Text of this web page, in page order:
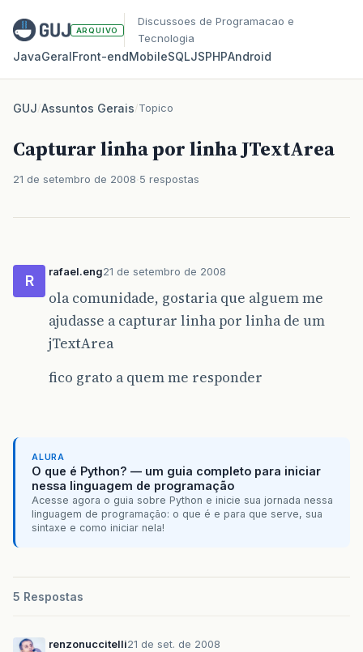
ARQUIVO
Discussoes de Programacao e
Tecnologia
JavaGeralFront‑endMobileSQLJSPHPAndroid
GUJ/Assuntos Gerais/Topico
Capturar linha por linha JTextArea
21 de setembro de 2008 5 respostas
R
rafael.eng21 de setembro de 2008
ola comunidade, gostaria que alguem me
ajudasse a capturar linha por linha de um
jTextArea
fico grato a quem me responder
ALURA
O que é Python? — um guia completo para iniciar
nessa linguagem de programação
Acesse agora o guia sobre Python e inicie sua jornada nessa
linguagem de programação: o que é e para que serve, sua
sintaxe e como iniciar nela!
5 Respostas
renzonuccitelli21 de set. de 2008